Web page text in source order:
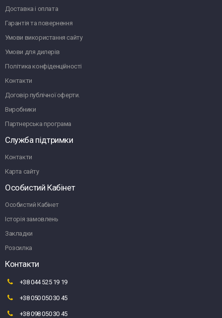
Доставка і оплата
Гарантія та повернення
Умови використання сайту
Умови для дилерів
Політика конфіденційності
Контакти
Договір публічної оферти.
Виробники
Партнерська програма
Служба підтримки
Контакти
Карта сайту
Особистий Кабінет
Особистий Кабінет
Історія замовлень
Закладки
Розсилка
Контакти
+38 044 525 19 19
+38 050 050 30 45
+38 098 050 30 45